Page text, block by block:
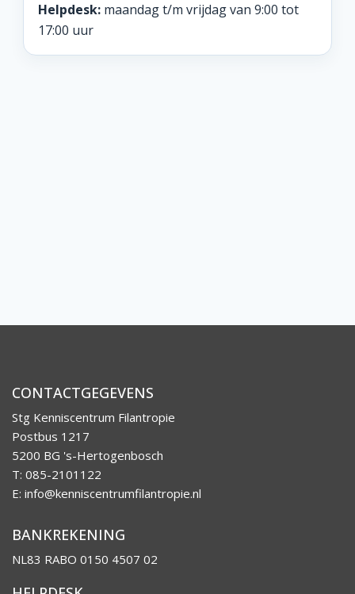
Helpdesk: maandag t/m vrijdag van 9:00 tot
17:00 uur
CONTACTGEGEVENS
Stg Kenniscentrum Filantropie
Postbus 1217
5200 BG 's-Hertogenbosch
T: 085-2101122
E: info@kenniscentrumfilantropie.nl
BANKREKENING
NL83 RABO 0150 4507 02